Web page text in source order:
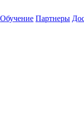
Обучение Партнеры